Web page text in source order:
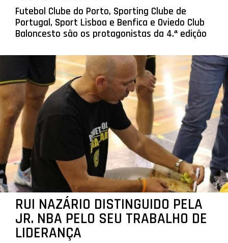
Futebol Clube do Porto, Sporting Clube de
Portugal, Sport Lisboa e Benfica e Oviedo Club
Baloncesto são os protagonistas da 4.ª edição
RUI NAZÁRIO DISTINGUIDO PELA
JR. NBA PELO SEU TRABALHO DE
LIDERANÇA